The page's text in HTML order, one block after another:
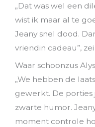
„Dat was wel een
wist ik maar al te
Jeany snel dood.
vriendin cadeau”,
Waar schoonzus
„We hebben de
gewerkt. De porties
zwarte humor.
moment controle